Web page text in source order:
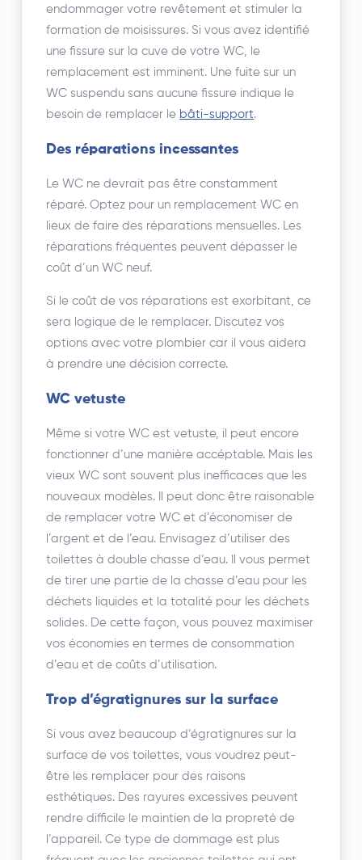
endommager votre revêtement et stimuler la
formation de moisissures. Si vous avez identifié
une fissure sur la cuve de votre WC, le
remplacement est imminent. Une fuite sur un
WC suspendu sans aucune fissure indique le
besoin de remplacer le bâti-support.
Des réparations incessantes
Le WC ne devrait pas être constamment
réparé. Optez pour un remplacement WC en
lieux de faire des réparations mensuelles. Les
réparations fréquentes peuvent dépasser le
coût d’un WC neuf.
Si le coût de vos réparations est exorbitant, ce
sera logique de le remplacer. Discutez vos
options avec votre plombier car il vous aidera
à prendre une décision correcte.
WC vetuste
Même si votre WC est vetuste, il peut encore
fonctionner d’une manière accéptable. Mais les
vieux WC sont souvent plus inefficaces que les
nouveaux modèles. Il peut donc être raisonable
de remplacer votre WC et d’économiser de
l’argent et de l’eau. Envisagez d’utiliser des
toilettes à double chasse d’eau. Il vous permet
de tirer une partie de la chasse d’eau pour les
déchets liquides et la totalité pour les déchets
solides. De cette façon, vous pouvez maximiser
vos économies en termes de consommation
d’eau et de coûts d’utilisation.
Trop d’égratignures sur la surface
Si vous avez beaucoup d’égratignures sur la
surface de vos toilettes, vous voudrez peut-
être les remplacer pour des raisons
esthétiques. Des rayures excessives peuvent
rendre difficile le maintien de la propreté de
l’appareil. Ce type de dommage est plus